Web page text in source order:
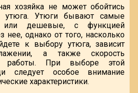
хозяйка не может обойтись
утюга. Утюги бывают самые
или дешевые, с функцией
нее, однако от того, насколько
к выбору утюга, зависит
а также скорость
работы. При выборе этой
следует особое внимание
характеристики.